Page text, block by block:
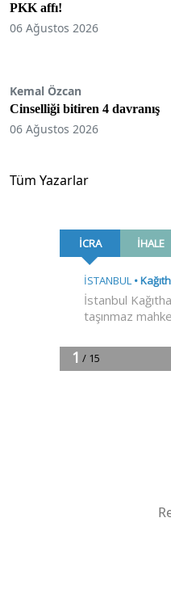
PKK affı!
06 Ağustos 2026
Kemal Özcan
Cinselliği bitiren 4 davranış
06 Ağustos 2026
Tüm Yazarlar